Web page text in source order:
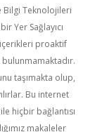
Bilgi Teknolojileri
Yer Sağlayıcı
proaktif
taşımakta olup,
Bu internet
hiçbir bağlantısı
makaleler